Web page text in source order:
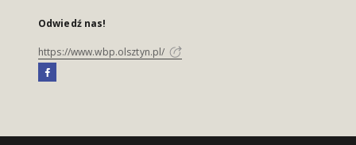
Odwiedź nas!
https://www.wbp.olsztyn.pl/